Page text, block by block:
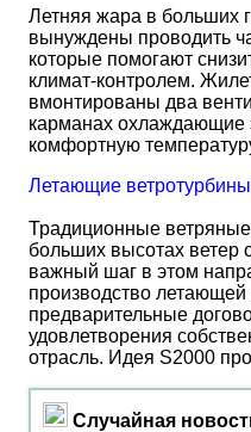
Летняя жара в больших
вынуждены проводить
которые помогают
климат-контролем.
вмонтированы два
карманах охлаждающие
комфортную
Летающие
Традиционные
больших высотах ветер
важный шаг в этом
производство
предварительные
удовлетворения
отрасль. Идея S2000
Случайная